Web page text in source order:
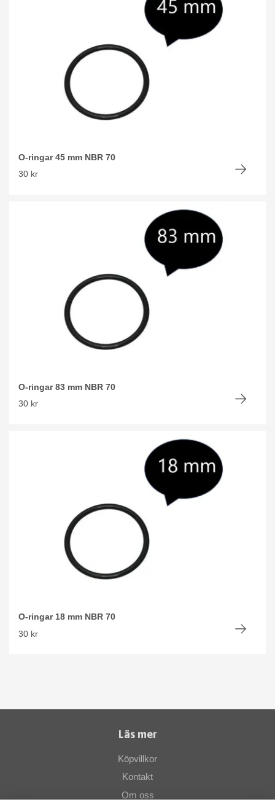
O-ringar 45 mm NBR 70
30 kr
O-ringar 83 mm NBR 70
30 kr
O-ringar 18 mm NBR 70
30 kr
Läs mer
Köpvillkor
Kontakt
Om oss